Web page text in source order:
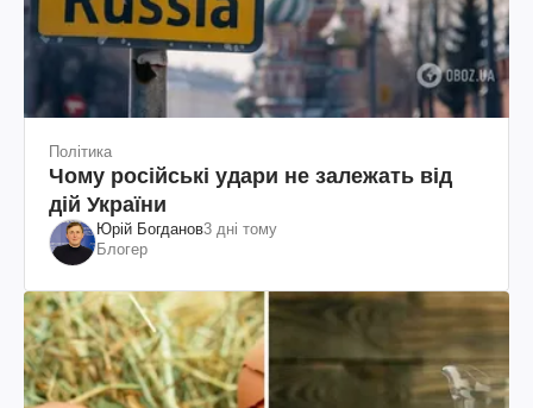
Політика
Чому російські удари не залежать від
дій України
Юрій Богданов3 дні тому
Блогер